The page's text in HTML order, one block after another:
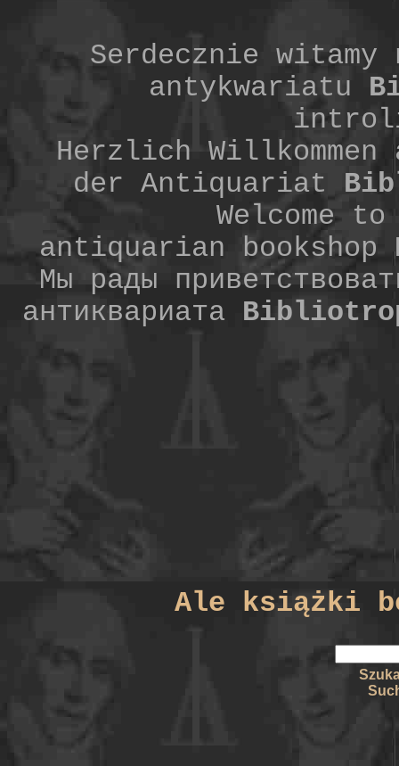
Serdecznie
antykwariatu
Herzlich
der Antiquariat
Welcome
antiquarian bookshop
Мы рады
антиквариата
Ale książki